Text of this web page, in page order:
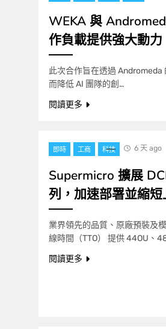
WEKA 與
作負載提供強大動力
此次合作旨在透過
而降低 AI 團隊的創…
閱讀更多
即時 工商 科技 6 天 ago
Supermicro 擴展
列，加速部署並縮短
業界領先的品質、原廠預裝及
線時間（TTO） 提供 44OU、
閱讀更多